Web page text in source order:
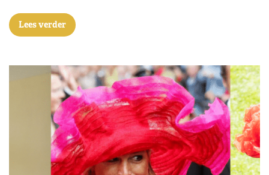
Lees verder